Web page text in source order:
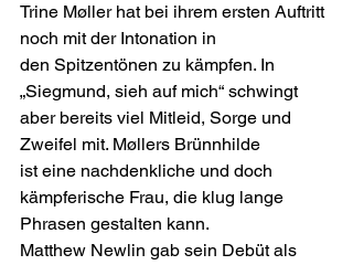
Trine Møller hat bei ihrem ersten Auftritt
noch mit der Intonation in
den Spitzentönen zu kämpfen. In
„Siegmund, sieh auf mich“ schwingt
aber bereits viel Mitleid, Sorge und
Zweifel mit. Møllers Brünnhilde
ist eine nachdenkliche und doch
kämpferische Frau, die klug lange
Phrasen gestalten kann.
Matthew Newlin gab sein Debüt als